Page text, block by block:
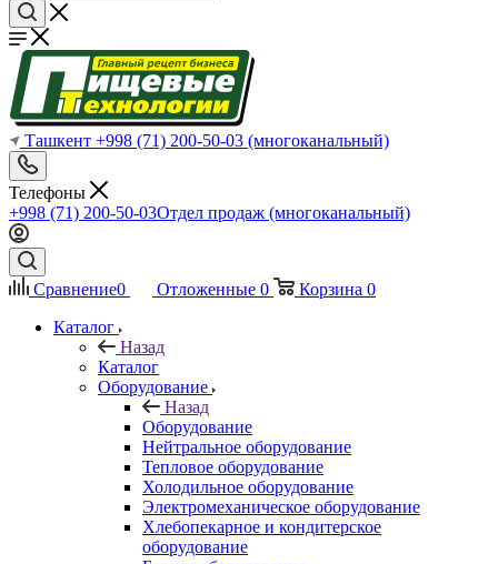
Ташкент +998 (71) 200-50-03 (многоканальный)
Телефоны
+998 (71) 200-50-03Отдел продаж (многоканальный)
Сравнение0 Отложенные 0 Корзина 0
Каталог
Назад
Каталог
Оборудование
Назад
Оборудование
Нейтральное оборудование
Тепловое оборудование
Холодильное оборудование
Электромеханическое оборудование
Хлебопекарное и кондитерское
оборудование